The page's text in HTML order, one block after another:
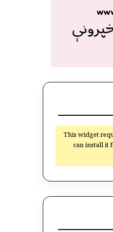
This widget
can install it